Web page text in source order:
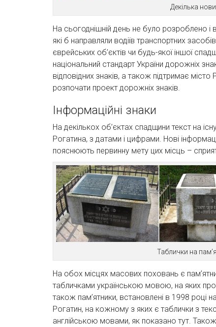
Декілька
На сьогоднішній день не було розроблено і
які б направляли водіїв транспортних
єврейських об’єктів чи будь-якої іншої
національний стандарт України дорожніх
відповідних знаків, а також підтримає
розпочати проект дорожніх знаків.
Інформаційні знаки
На декількох об’єктах спадщини текст на
Рогатина, з датами і цифрами. Нові
пояснюють первинну мету цих місць –
Таблички на
На обох місцях масових поховань є
табличками українською мовою, на яких
також пам’ятники, встановлені в 1998 році
Рогатин, на кожному з яких є таблички з
англійською мовами, як показано тут.